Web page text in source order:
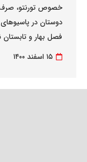
خصوص تورنتو، صرف
فصل بهار و
۱۵ اسفند ۱۴۰۰